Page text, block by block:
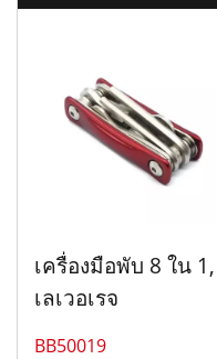
เครื่องมือพับ 8 ใน 1,
เลเวอเรจ
BB50019